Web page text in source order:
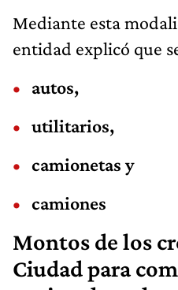
Mediante esta
entidad explicó que
autos,
utilitarios,
camionetas y
camiones
Montos de los
Ciudad para